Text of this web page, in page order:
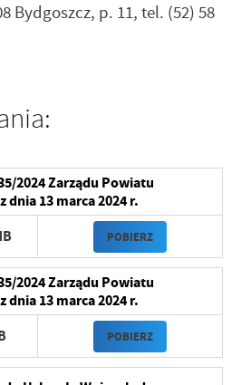
Bydgoszcz, p. 11, tel. (52) 58
2024 Zarządu Powiatu
dnia 13 marca 2024 r.
POBIERZ
2024 Zarządu Powiatu
dnia 13 marca 2024 r.
POBIERZ